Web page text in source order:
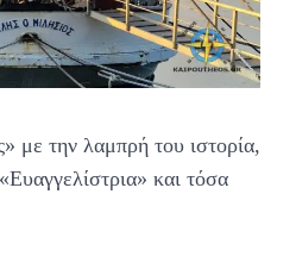
με την λαμπρή του ιστορία,
και τόσα